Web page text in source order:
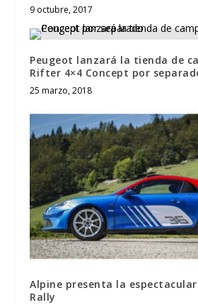
9 octubre, 2017
Peugeot lanzará la tienda de
Rifter 4×4 Concept por
25 marzo, 2018
Alpine presenta la espectacular
Rally